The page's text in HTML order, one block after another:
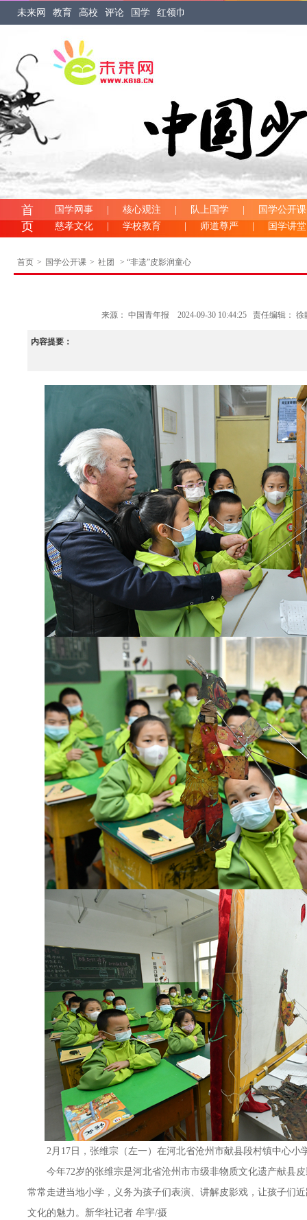
未来网 教育 高校 评论 国学 红领巾
首
页
国学网事 核心观注 队上国学
国学公开课
慈孝文化
学校教育 师道尊严 国学讲
首页 > 国学公开课 > 社团 > “非遗”皮影润童心
来源： 中国青年报 2024-09-30 10:44:25 责任编辑：
内容提要：
2月17日，张维宗（左一）在河北省沧州市献县段村镇中心小
今年72岁的张维宗是河北省沧州市市级非物质文化遗产献县
常常走进当地小学，义务为孩子们表演、讲解皮影戏，让孩子们
文化的魅力。新华社记者 牟宇/摄